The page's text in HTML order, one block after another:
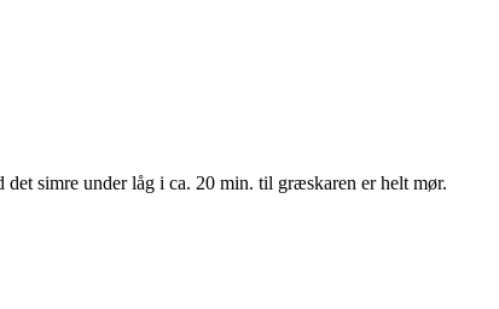
simre under låg i ca. 20 min. til græskaren er helt mør.